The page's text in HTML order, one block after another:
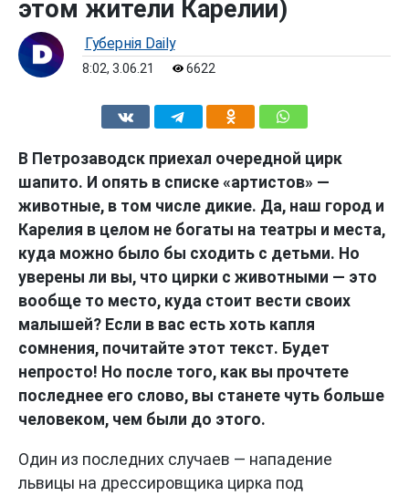
этом жители Карелии)
Губернiя Daily
8:02, 3.06.21 6622
В Петрозаводск приехал очередной цирк
шапито. И опять в списке «артистов» —
животные, в том числе дикие. Да, наш город и
Карелия в целом не богаты на театры и места,
куда можно было бы сходить с детьми. Но
уверены ли вы, что цирки с животными — это
вообще то место, куда стоит вести своих
малышей? Если в вас есть хоть капля
сомнения, почитайте этот текст. Будет
непросто! Но после того, как вы прочтете
последнее его слово, вы станете чуть больше
человеком, чем были до этого.
Один из последних случаев — нападение
львицы на дрессировщика цирка под